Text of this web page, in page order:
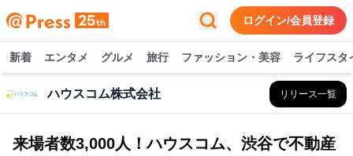
ログイン/会員登録
新着 エンタメ グルメ 旅行 ファッション・美容 ライフスタ
ハウスコム株式会社 リリース一覧
来場者数3,000人！ハウスコム、渋谷で不動産